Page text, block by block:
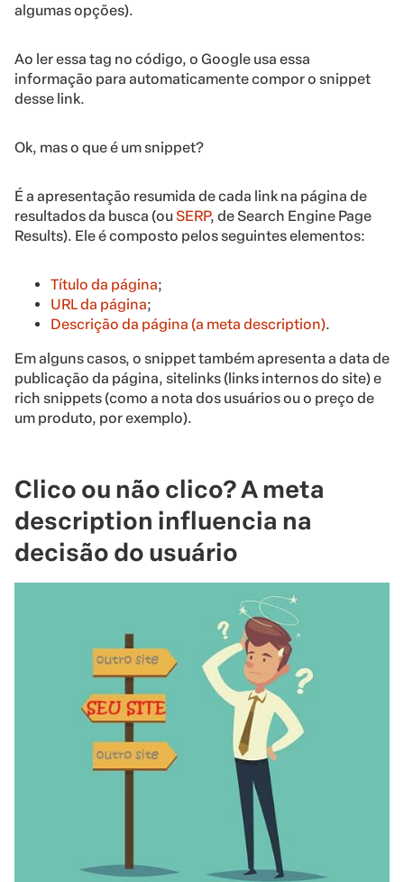
algumas opções).
Ao ler essa tag no código, o Google usa essa
informação para automaticamente compor o snippet
desse link.
Ok, mas o que é um snippet?
É a apresentação resumida de cada link na página de
resultados da busca (ouSERP, de Search Engine Page
Results). Ele é composto pelos seguintes elementos:
Título da página;
URL da página;
Descrição da página (a meta description).
Em alguns casos, o snippet também apresenta a data de
publicação da página, sitelinks (links internos do site) e
rich snippets (como a nota dos usuários ou o preço de
um produto, por exemplo).
Clico ou não clico? A meta
description influencia na
decisão do usuário